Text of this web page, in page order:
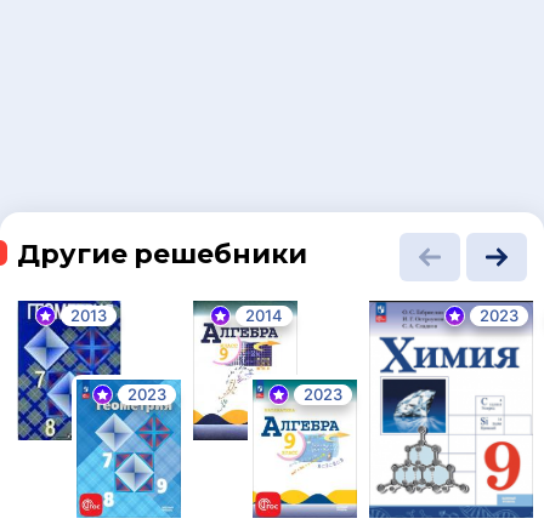
Другие решебники
2013
2023
2014
2023
2023